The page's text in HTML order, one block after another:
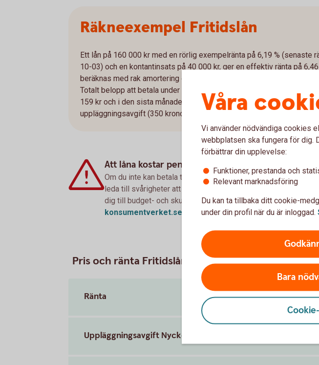
Räkneexempel Fritidslån
Ett lån på 160 000 kr med en rörlig exempelränta på 6,19 % (senaste
10-03) och en kontantinsats på 40 000 kr, ger en effektiv ränta på
beräknas med rak amortering och en återbetalningstid på 10 år med
Totalt belopp att betala under lånets löptid är 210 483 kr. Första
159 kr och i den sista månaden 1 340 kr. Vid utbetalning tillkommer
uppläggningsavgift (350 kronor för Nyckelkund). Aviavgift 0 kronor vid
Att låna kostar pengar!
Om du inte kan betala tillbaka skulden i tid riskerar du en
leda till svårigheter att få hyra bostad, teckna abonnemang och
dig till budget- och skuldrådgivningen i din kommun.
konsumentverket.se
Pris och ränta Fritidslån
Ränta
Uppläggningsavgift Nyckelkund
Våra
Vi använder nödvändiga cookies
webbplatsen ska fungera för dig.
förbättrar din upplevelse:
Funktioner, prestanda och
Relevant marknadsföring
Du kan ta tillbaka ditt cookie-
under din profil när du är inloggad.
Bara